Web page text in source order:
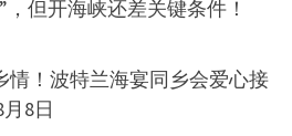
但开海峡还差关键条件！
情！波特兰海宴同乡会爱心接
8日